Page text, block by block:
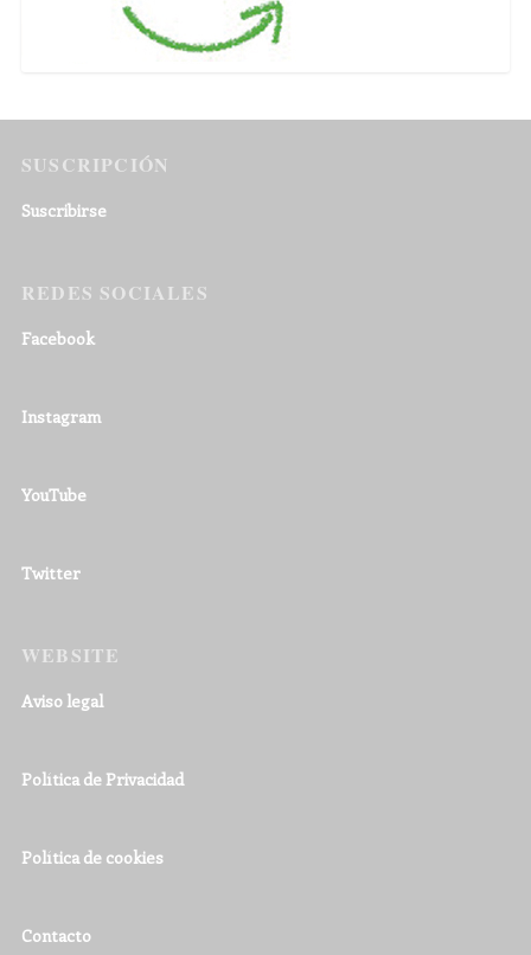
SUSCRIPCIÓN
Suscribirse
REDES SOCIALES
Facebook
Instagram
YouTube
Twitter
WEBSITE
Aviso legal
Política de Privacidad
Política de cookies
Contacto